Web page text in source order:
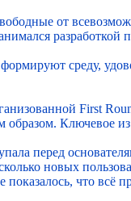
от
разработкой
среду,
First
образом. Ключевое
перед
новых
что всё